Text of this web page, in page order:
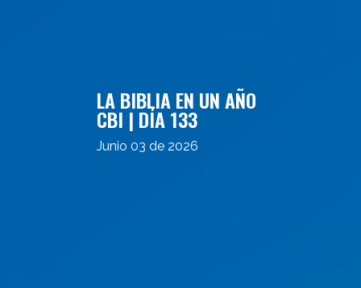
LA BIBLIA EN UN AÑO
CBI | DÍA 133
Junio 03 de 2026